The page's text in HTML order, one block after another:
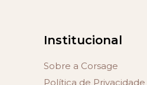
Institucional
Sobre a Corsage
Política de Privacidade